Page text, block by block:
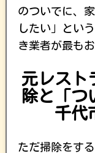
のついでに、
したい」とい
き業者が最も
元レスト
除と「つ
千代
ただ掃除をす